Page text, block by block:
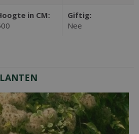
in CM:
Giftig:
Nee